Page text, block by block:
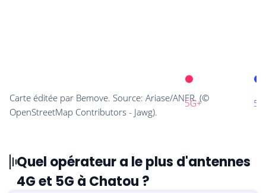
Quel opérateur a le plus d'antennes
4G et 5G à Chatou ?